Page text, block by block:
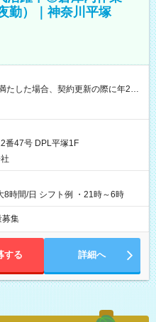
勤）｜神奈川平塚
たした場合、契約更新の際に年2回
、別途支給 ※深夜割増賃金 (22:00～
期間】試用期間
雇用形態、給与は本採用時と同じ
番47号 DPL平塚1F
8時間/日 シフト例 ・21時～6時
募集
する 詳細へ